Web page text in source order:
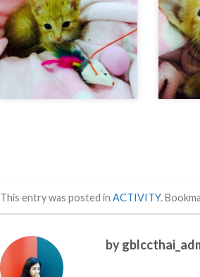
This entry was posted in ACTIVITY.
by